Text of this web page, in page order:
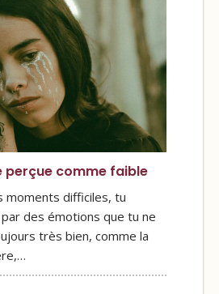
perçue comme faible
moments difficiles, tu
des émotions que tu ne
très bien, comme la